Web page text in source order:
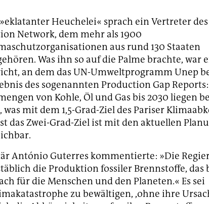
Heuchelei« sprach ein Vertreter
Network, dem mehr als 1900
aus rund 130 Staaten
Was ihn so auf die Palme brachte, war
an dem das UN-Umweltprogramm Unep
des sogenannten Production Gap
von Kohle, Öl und Gas bis 2030 liegen
was mit dem 1,5-Grad-Ziel des Pariser
das Zwei-Grad-Ziel ist mit den aktuellen
António Guterres kommentierte: »Die
die Produktion fossiler Brennstoffe, das
für die Menschen und den Planeten.« Es sei
zu bewältigen, ,ohne ihre